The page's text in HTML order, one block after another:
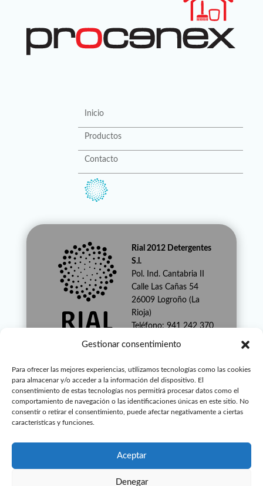
Gestionar consentimiento
Para ofrecer las mejores experiencias, utilizamos tecnologías como las cookies
para almacenar y/o acceder a la información del dispositivo. El
consentimiento de estas tecnologías nos permitirá procesar datos como el
comportamiento de navegación o las identificaciones únicas en este sitio. No
consentir o retirar el consentimiento, puede afectar negativamente a ciertas
características y funciones.
Aceptar
Denegar
Inicio
Productos
Contacto
Rial 2012 Detergentes
S.l.
Pol. Ind. Cantabria II
Calle Las Cañas 54
26009 Logroño (La
Rioja)
Teléfono: 941 242 370
Whatsapp: 621 231
info@rialdetergentes.co
m
Procenex es una marca
registrada